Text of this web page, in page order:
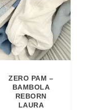
ZERO PAM –
BAMBOLA
REBORN
LAURA